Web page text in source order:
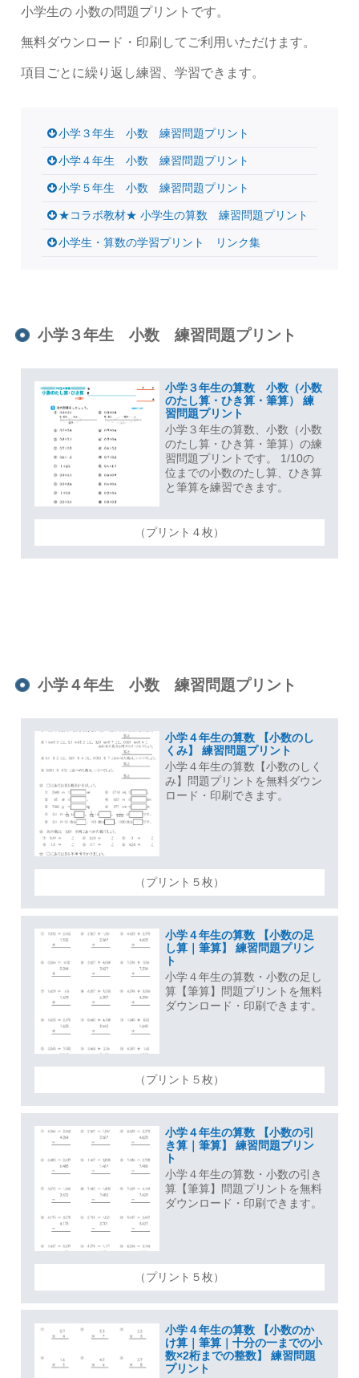
小学生の 小数の問題プリントです。
無料ダウンロード・印刷してご利用いただけます。
項目ごとに繰り返し練習、学習できます。
小学３年生 小数 練習問題プリント
小学４年生 小数 練習問題プリント
小学５年生 小数 練習問題プリント
★コラボ教材★ 小学生の算数 練習問題プリント
小学生・算数の学習プリント リンク集
小学３年生 小数 練習問題プリント
小学３年生の算数 小数（小数
のたし算・ひき算・筆算） 練
習問題プリント
小学３年生の算数、小数（小数
のたし算・ひき算・筆算）の練
習問題プリントです。 1/10の
位までの小数のたし算、ひき算
と筆算を練習できます。
（プリント４枚）
小学４年生 小数 練習問題プリント
小学４年生の算数 【小数のし
くみ】 練習問題プリント
小学４年生の算数【小数のしく
み】問題プリントを無料ダウン
ロード・印刷できます。
（プリント５枚）
小学４年生の算数 【小数の足
し算｜筆算】 練習問題プリン
ト
小学４年生の算数・小数の足し
算【筆算】問題プリントを無料
ダウンロード・印刷できます。
（プリント５枚）
小学４年生の算数 【小数の引
き算｜筆算】 練習問題プリン
ト
小学４年生の算数・小数の引き
算【筆算】問題プリントを無料
ダウンロード・印刷できます。
（プリント５枚）
小学４年生の算数 【小数のか
け算｜筆算｜十分の一までの小
数×2桁までの整数】 練習問題
プリント